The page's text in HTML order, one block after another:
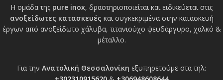
Η ομάδα της pure inox, δραστηριοποιείται και ειδικεύεται στις
ανοξείδωτες κατασκευές και συγκεκριμένα στην κατασκευή
έργων από ανοξείδωτο χάλυβα, τιτανιούχο ψευδάργυρο, χαλκό &
μέταλλο.
Για την Ανατολική Θεσσαλονίκη εξυπηρετούμε στα τηλ: